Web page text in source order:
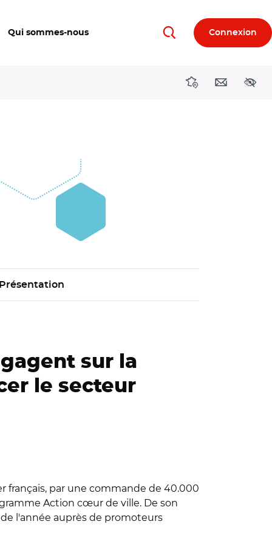
Qui sommes-nous RechercherConnexion
DirectionsContact
sur la
le secteur
français, par une commande de 40.000
Action cœur de ville. De son
l'année auprès de promoteurs